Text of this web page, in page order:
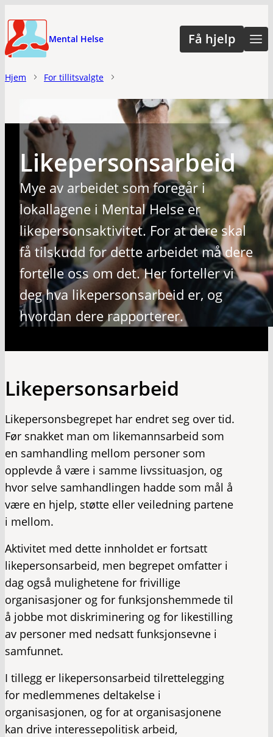
til
hovedinnhold
Mental Helse Få hjelp
Hjem For tillitsvalgte
Likepersonsarbeid
Mye av arbeidet som foregår i
lokallagene i Mental Helse er
likepersonsaktivitet. For at dere skal
få tilskudd for dette arbeidet må dere
fortelle oss om det. Her forteller vi
deg hva likepersonsarbeid er, og
hvordan dere rapporterer.
Likepersonsarbeid
Likepersonsbegrepet har endret seg over tid.
Før snakket man om likemannsarbeid som
en samhandling mellom personer som
opplevde å være i samme livssituasjon, og
hvor selve samhandlingen hadde som mål å
være en hjelp, støtte eller veiledning partene
i mellom.
Aktivitet med dette innholdet er fortsatt
likepersonsarbeid, men begrepet omfatter i
dag også mulighetene for frivillige
organisasjoner og for funksjonshemmede til
å jobbe mot diskriminering og for likestilling
av personer med nedsatt funksjonsevne i
samfunnet. ​
​I tillegg er likepersonsarbeid tilrettelegging
for medlemmenes deltakelse i
organisasjonen, og for at organisasjonene
kan drive interessepolitisk arbeid,